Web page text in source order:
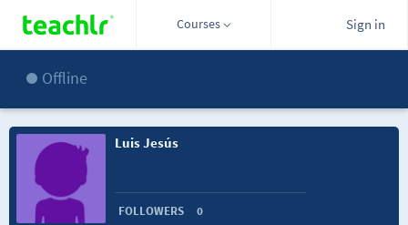
Courses Sign in
Offline
Luis Jesús
FOLLOWERS 0